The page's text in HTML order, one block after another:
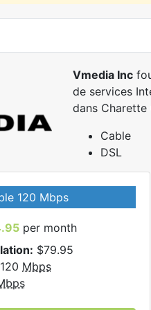
Vmedia Inc
de services
dans Charette
Cable
DSL
120 Mbps
per month
$79.95
120 Mbps